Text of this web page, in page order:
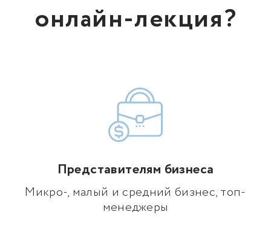
онлайн-лекция?
Представителям бизнеса
Микро-, малый и средний бизнес, топ-
менеджеры